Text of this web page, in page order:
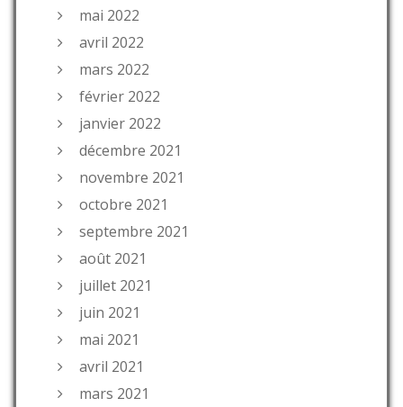
mai 2022
avril 2022
mars 2022
février 2022
janvier 2022
décembre 2021
novembre 2021
octobre 2021
septembre 2021
août 2021
juillet 2021
juin 2021
mai 2021
avril 2021
mars 2021